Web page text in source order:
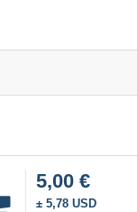
5,00 €
± 5,78 USD